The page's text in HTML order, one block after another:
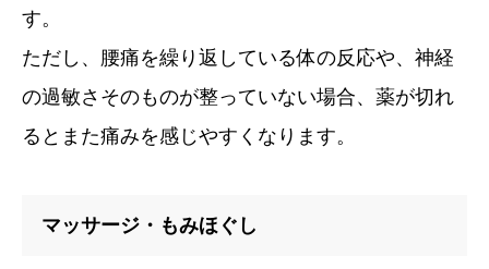
す。
ただし、腰痛を繰り返している体の反応や、神経
の過敏さそのものが整っていない場合、薬が切れ
るとまた痛みを感じやすくなります。
マッサージ・もみほぐし